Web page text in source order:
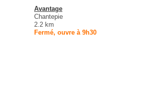
Avantage
Chantepie
2.2 km
Fermé, ouvre à 9h30